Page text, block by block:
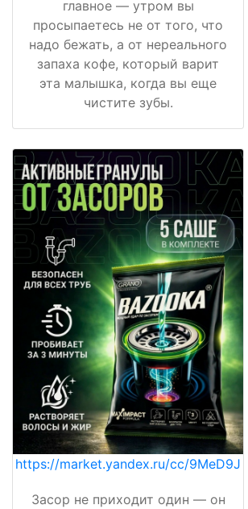
главное — утром вы
просыпаетесь не от того, что
надо бежать, а от нереального
запаха кофе, который варит
эта малышка, когда вы еще
чистите зубы.
https://market.yandex.ru/cc/9MeD9J
Засор не приходит один — он